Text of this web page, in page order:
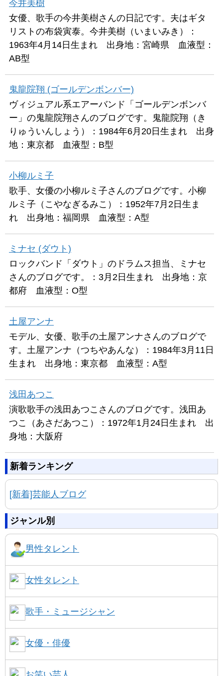
今井美樹
女優、歌手の今井美樹さんの日記です。夫はギタ
リストの布袋寅泰。今井美樹（いまいみき）：
1963年4月14日生まれ 出身地：宮崎県 血液型：
AB型
鬼龍院翔 (ゴールデンボンバー)
ヴィジュアル系エアーバンド「ゴールデンボンバ
ー」の鬼龍院翔さんのブログです。鬼龍院翔（き
りゅういんしょう）：1984年6月20日生まれ 出身
地：東京都 血液型：B型
小柳ルミ子
歌手、女優の小柳ルミ子さんのブログです。小柳
ルミ子（こやなぎるみこ）：1952年7月2日生ま
れ 出身地：福岡県 血液型：A型
ミナセ (ダウト)
ロックバンド「ダウト」のドラムス担当、ミナセ
さんのブログです。：3月2日生まれ 出身地：京
都府 血液型：O型
土屋アンナ
モデル、女優、歌手の土屋アンナさんのブログで
す。土屋アンナ（つちやあんな）：1984年3月11日
生まれ 出身地：東京都 血液型：A型
浅田あつこ
演歌歌手の浅田あつこさんのブログです。浅田あ
つこ（あさだあつこ）：1972年1月24日生まれ 出
身地：大阪府
新着ランキング
[新着]芸能人ブログ
ジャンル別
男性タレント
女性タレント
歌手・ミュージシャン
女優・俳優